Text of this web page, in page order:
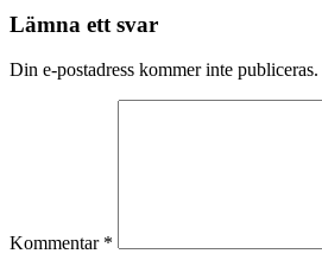
Lämna ett svar
Din e-postadress kommer inte publiceras.
Kommentar *